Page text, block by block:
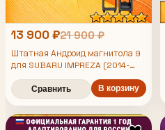
13 900 ₽21 900 ₽
Штатная Андроид магнитола 9
для SUBARU IMPREZA (2014-
XV, рамка черная матовая,
4/64гб, DSP, беспроводной
CarPlay и Android Auto, GPS и
ГЛОНАСС
Сравнить В корзину